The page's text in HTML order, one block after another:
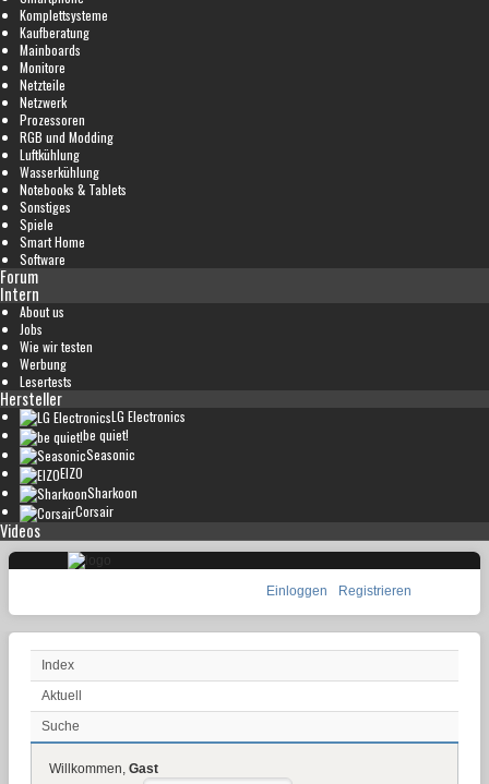
Komplettsysteme
Kaufberatung
Mainboards
Monitore
Netzteile
Netzwerk
Prozessoren
RGB und Modding
Luftkühlung
Wasserkühlung
Notebooks & Tablets
Sonstiges
Spiele
Smart Home
Software
Forum
Intern
About us
Jobs
Wie wir testen
Werbung
Lesertests
Hersteller
LG Electronics
be quiet!
Seasonic
EIZO
Sharkoon
Corsair
Videos
Einloggen Registrieren
Index
Aktuell
Suche
Willkommen, Gast